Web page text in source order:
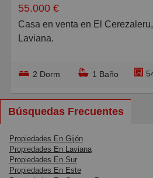
55.000 €
Casa en venta en El Cerezaleru, en el concejo de
Laviana.
La vivienda, que tiene 54m2
en 2 plantas:
Planta baja: Cocina
Primera planta: Sala de estar, 2
La vivienda está reformada, con
habitaciones y con gres en
2 Dorm 1 Baño
Búsquedas Frecuentes
Propiedades En Gijón
Propiedades En Laviana
Propiedades En Sur
Propiedades En Este